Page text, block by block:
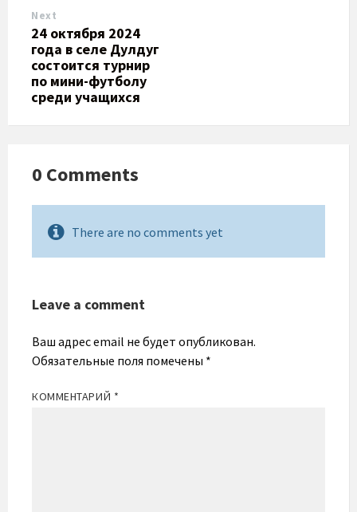
Next
​24 октября 2024
года в селе Дулдуг
состоится турнир
по мини-футболу
среди учащихся
0 Comments
There are no comments yet
Leave a comment
Ваш адрес email не будет опубликован.
Обязательные поля помечены *
КОММЕНТАРИЙ *